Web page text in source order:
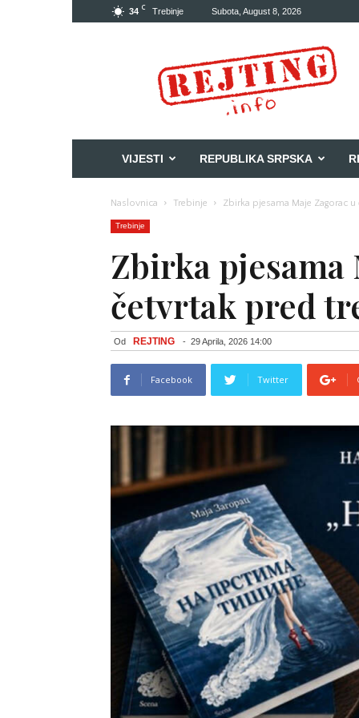
34 C Trebinje Subota, August 8, 2026
VIJESTI REPUBLIKA SRPSKA
Naslovnica Trebinje Zbirka pjesama Maje Zagorac
Trebinje
Zbirka pjesama
četvrtak pred
Od REJTING - 29 Aprila, 2026 14:00
Facebook Twitter